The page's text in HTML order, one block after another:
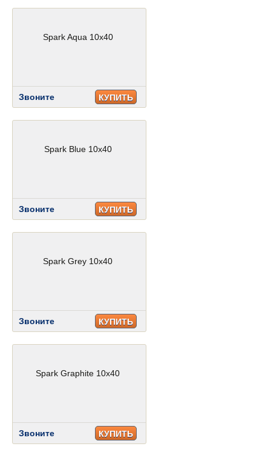
Spark Aqua 10x40
Звоните КУПИТЬ
Spark Blue 10x40
Звоните КУПИТЬ
Spark Grey 10x40
Звоните КУПИТЬ
Spark Graphite 10x40
Звоните КУПИТЬ